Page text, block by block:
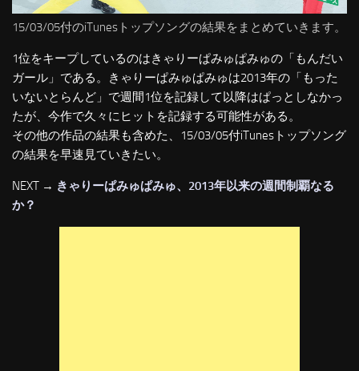
15/03/05付のiTunesトップソングの結果をまとめていきます。
1位をキープしているのはきゃりーぱみゅぱみゅの「もんだい
ガール」である。きゃりーぱみゅぱみゅは2013年の「もった
いないとらんど」で週間1位を記録して以降はぱっとしなかっ
たが、今作で久々にヒットを記録する可能性がある。
その他の作品の結果も含めた、15/03/05付iTunesトップソング
の結果を早速見ていきたい。
NEXT → きゃりーぱみゅぱみゅ、2013年以来の週間制覇なる
か？